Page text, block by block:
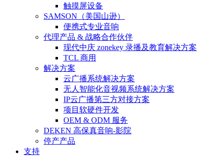
触摸屏设备
SAMSON（美国山逊）
便携式专业音响
代理产品 & 战略合作伙伴
现代中庆 zonekey 录播及教育解决方案
TCL 商用
解决方案
云广播系统解决方案
无人智能化音视频系统解决方案
IP云广播第三方对接方案
项目软硬件开发
OEM & ODM 服务
DEKEN 高保真音响-影院
停产产品
支持